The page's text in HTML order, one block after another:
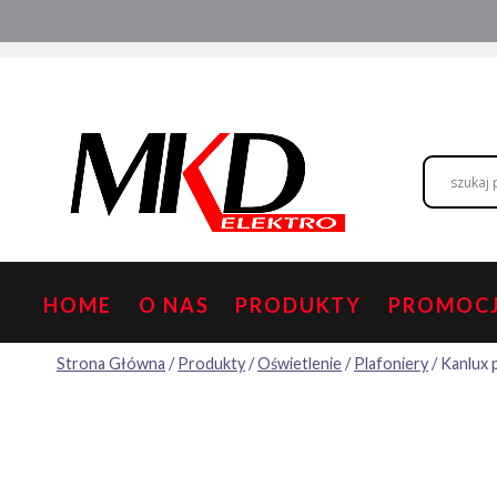
do
HOME O NAS PRODUKTY
Strona Główna / Produkty/Oświetlenie/ Plafoniery/ Kanlux